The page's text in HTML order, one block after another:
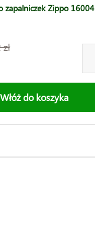
zapalniczek Zippo 16004
Włóż do koszyka